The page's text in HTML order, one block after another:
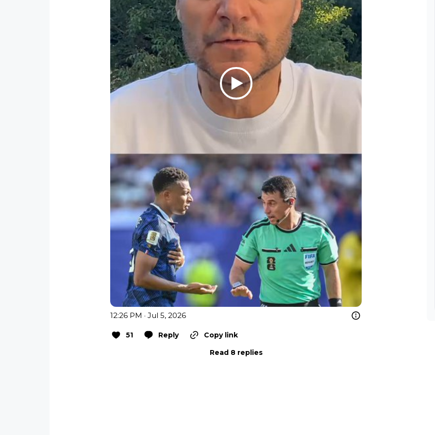
12:26 PM · Jul 5, 2026
51 Reply
Copy link
Read 8 replies